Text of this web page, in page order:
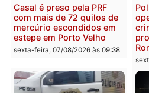
Polícia
2 MILHÕES – Unnesa
apresenta documentos
que comprovam
transparência e legalidade
sexta-feira, 07/08/2026 às 12:24